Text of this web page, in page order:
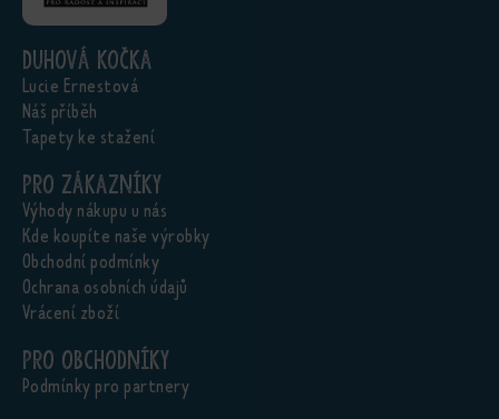
Duhová kočka
Lucie Ernestová
Náš příběh
Tapety ke stažení
Pro zákazníky
Výhody nákupu u nás
Kde koupíte naše výrobky
Obchodní podmínky
Ochrana osobních údajů
Vrácení zboží
Pro obchodníky
Podmínky pro partnery